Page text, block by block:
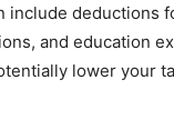
include deductions
and education
lower your